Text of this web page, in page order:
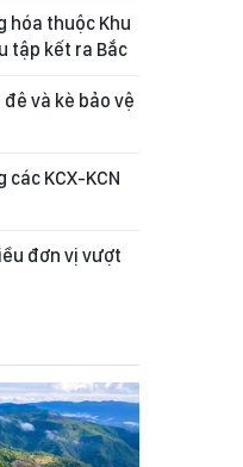
hóa thuộc Khu
tập kết ra Bắc
và kè bảo vệ
KCX-KCN
đơn vị vượt